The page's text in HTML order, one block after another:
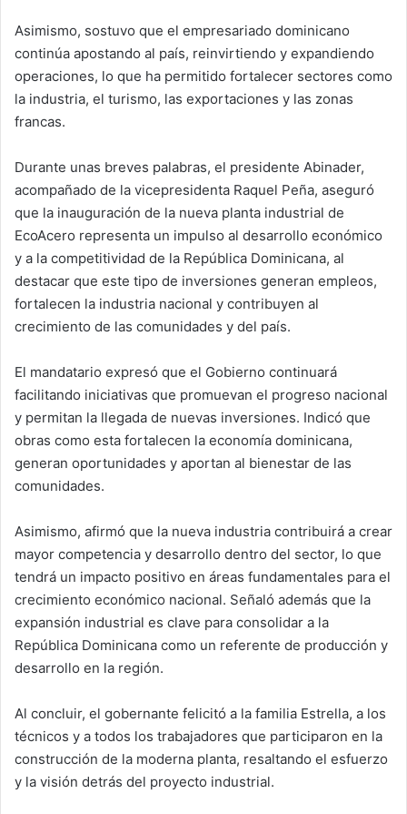
Asimismo, sostuvo que el empresariado dominicano
continúa apostando al país, reinvirtiendo y expandiendo
operaciones, lo que ha permitido fortalecer sectores como
la industria, el turismo, las exportaciones y las zonas
francas.
Durante unas breves palabras, el presidente Abinader,
acompañado de la vicepresidenta Raquel Peña, aseguró
que la inauguración de la nueva planta industrial de
EcoAcero representa un impulso al desarrollo económico
y a la competitividad de la República Dominicana, al
destacar que este tipo de inversiones generan empleos,
fortalecen la industria nacional y contribuyen al
crecimiento de las comunidades y del país.
El mandatario expresó que el Gobierno continuará
facilitando iniciativas que promuevan el progreso nacional
y permitan la llegada de nuevas inversiones. Indicó que
obras como esta fortalecen la economía dominicana,
generan oportunidades y aportan al bienestar de las
comunidades.
Asimismo, afirmó que la nueva industria contribuirá a crear
mayor competencia y desarrollo dentro del sector, lo que
tendrá un impacto positivo en áreas fundamentales para el
crecimiento económico nacional. Señaló además que la
expansión industrial es clave para consolidar a la
República Dominicana como un referente de producción y
desarrollo en la región.
Al concluir, el gobernante felicitó a la familia Estrella, a los
técnicos y a todos los trabajadores que participaron en la
construcción de la moderna planta, resaltando el esfuerzo
y la visión detrás del proyecto industrial.